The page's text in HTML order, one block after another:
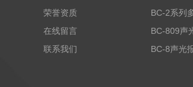
荣誉资质
在线留言
联系我们
BC-809声
BC-8声光